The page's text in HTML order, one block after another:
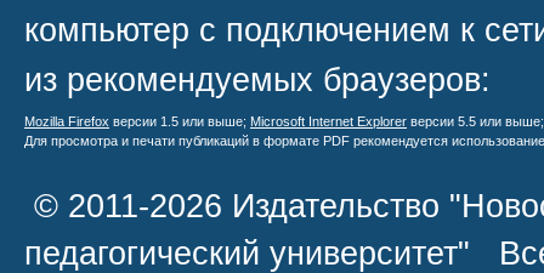
компьютер с подключением к
из рекомендуемых браузеров:
Mozilla Firefox версии 1.5 или выше; Microsoft Internet Explorer версии 5.5 или
Для просмотра и печати публикаций в формате PDF рекомендуется
© 2011-2026 Издательство
педагогический университет"